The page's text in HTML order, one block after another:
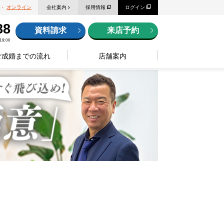
・ オンライン 会社案内 採用情報 ログイン
資料請求 来店予約
成婚までの流れ 店舗案内